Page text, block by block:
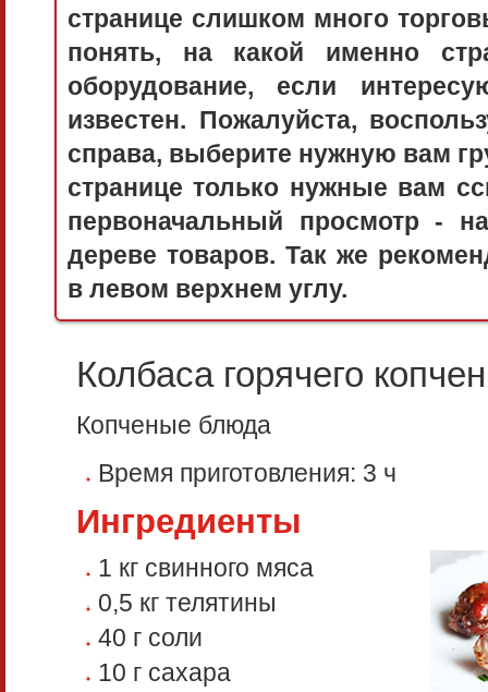
странице слишком много
понять, на какой именно
оборудование, если
известен. Пожалуйста,
справа, выберите нужную вам
странице только нужные вам
первоначальный просмотр -
дереве товаров. Так же
в левом верхнем углу.
Колбаса горячего
Копченые блюда
Время приготовления: 3 ч
Ингредиенты
1 кг свинного мяса
0,5 кг телятины
40 г соли
10 г сахара